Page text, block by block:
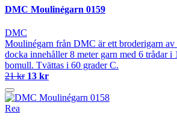
DMC Moulinégarn 0159
DMC
Moulinégarn från DMC är ett broderigarn av
docka innehåller 8 meter garn med 6 trådar i
bomull. Tvättas i 60 grader C.
21 kr 13 kr
Rea